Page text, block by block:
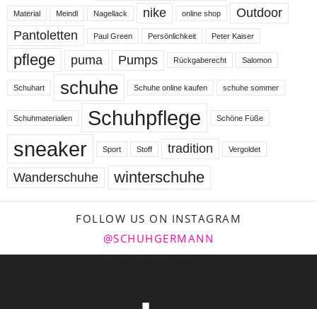
Material Meindl Nagellack nike online shop
Outdoor
Pantoletten
Paul Green Persönlichkeit Peter Kaiser
pflege puma Pumps Rückgaberecht Salomon
Schuhart schuhe Schuhe online kaufen schuhe sommer
Schuhmaterialien Schuhpflege Schöne Füße
sneaker Sport Stoff tradition Vergoldet
Wanderschuhe winterschuhe
FOLLOW US ON INSTAGRAM
@SCHUHGERMANN